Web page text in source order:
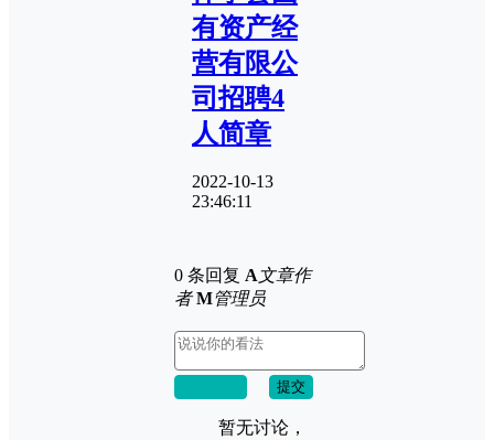
有资产经
营有限公
司招聘4
人简章
2022-10-13
23:46:11
0 条回复 A文章作
者 M管理员
提交
暂无讨论，